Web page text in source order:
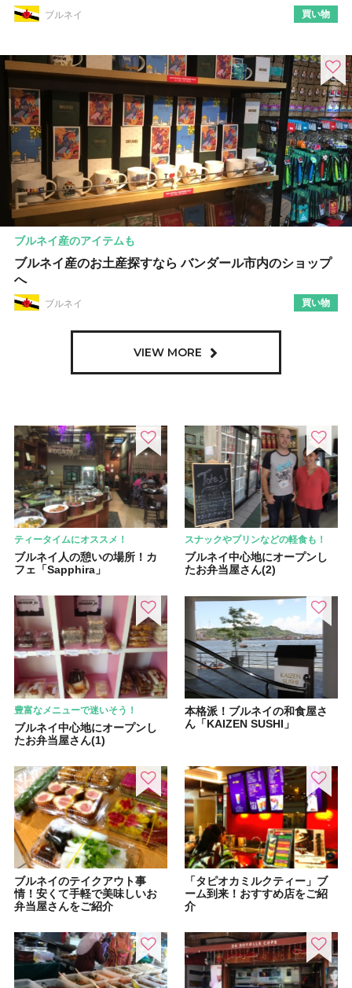
ブルネイ 買い物
ブルネイ産のアイテムも
ブルネイ産のお土産探すなら バンダール市内のショップ
へ
ブルネイ 買い物
VIEW MORE
ティータイムにオススメ！
ブルネイ人の憩いの場所！カ
フェ「Sapphira」
スナックやプリンなどの軽食も！
ブルネイ中心地にオープンし
たお弁当屋さん(2)
豊富なメニューで迷いそう！
ブルネイ中心地にオープンし
たお弁当屋さん(1)
本格派！ブルネイの和食屋さ
ん「KAIZEN SUSHI」
ブルネイのテイクアウト事
情！安くて手軽で美味しいお
弁当屋さんをご紹介
「タピオカミルクティー」ブ
ーム到来！おすすめ店をご紹
介